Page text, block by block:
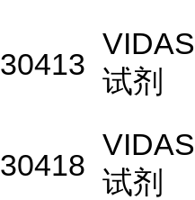
30413
VIDAS
试剂
30418
VIDAS
试剂